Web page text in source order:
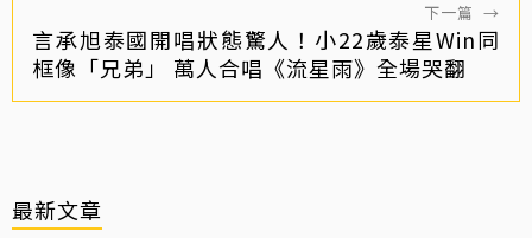
下一篇 →
言承旭泰國開唱狀態驚人！小22歲泰星Win同
框像「兄弟」 萬人合唱《流星雨》全場哭翻
最新文章